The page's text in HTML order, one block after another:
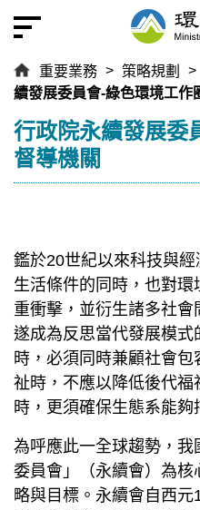
跳
到
要
內
容
區
塊
重要業務 策略規劃
續發展委員會-綠色環境工作
:::
行政院永續發展委
督導機關
鑑於20世紀以來科技與
生活條件的同時，也對
重衝擊，並衍生諸多社
遂成為反思當代發展模
時，必須同時兼顧社會
祉時，不應以降低後代
時，更須確保生態系能夠
為呼應此一全球趨勢，
委員會」（永續會）為
略與目標。永續會自西